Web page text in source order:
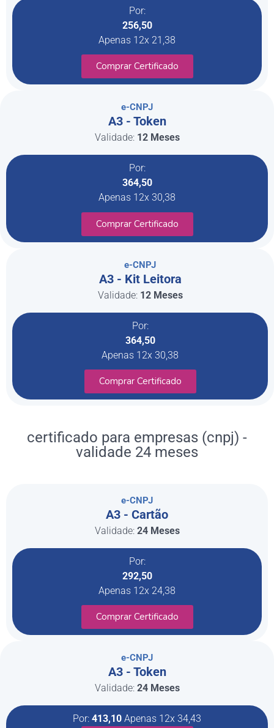
Por:
256,50
Apenas 12x 21,38
Comprar Certificado
e-CNPJ
A3 - Token
Validade: 12 Meses
Por:
364,50
Apenas 12x 30,38
Comprar Certificado
e-CNPJ
A3 - Kit Leitora
Validade: 12 Meses
Por:
364,50
Apenas 12x 30,38
Comprar Certificado
certificado para empresas (cnpj) -
validade 24 meses
e-CNPJ
A3 - Cartão
Validade: 24 Meses
Por:
292,50
Apenas 12x 24,38
Comprar Certificado
e-CNPJ
A3 - Token
Validade: 24 Meses
Por: 413,10 Apenas 12x 34,43